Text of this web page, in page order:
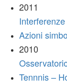
2011
Azioni
2010
Tennnis –